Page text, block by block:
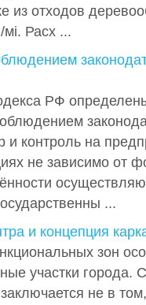
из отходов
Расх ...
РФ
и контроль на
не зависимо от
...
и концепция
зон
участки города.
не в